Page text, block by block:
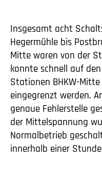
Insgesamt acht
Hegermühle bis
Mitte waren von der
konnte schnell auf
Stationen BHKW-
eingegrenzt werden.
genaue Fehlerstelle
der Mittelspannung
Normalbetrieb
innerhalb einer